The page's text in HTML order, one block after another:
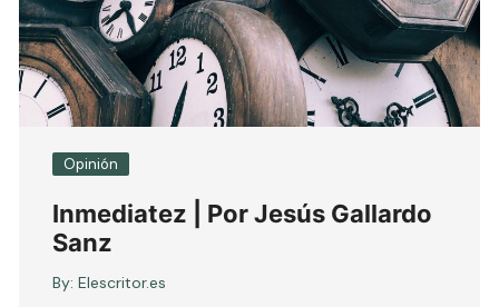
Opinión
Inmediatez | Por Jesús Gallardo
Sanz
By: Elescritor.es